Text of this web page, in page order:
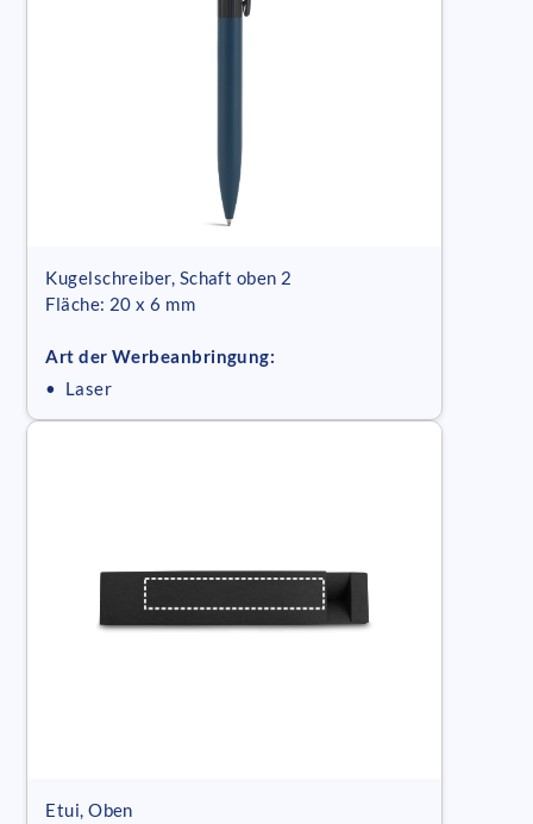
Kugelschreiber, Schaft oben 2
Fläche: 20 x 6 mm
Art der Werbeanbringung:
• Laser
Etui, Oben